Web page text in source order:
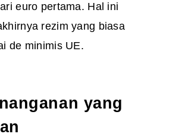
euro pertama. Hal ini
rezim yang biasa
de minimis UE.
yang